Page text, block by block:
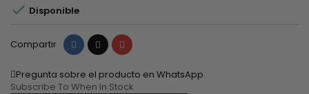
 Disponible
Compartir Compartir
TuitearPinterest
Pregunta sobre el producto en WhatsApp
Subscribe To When In Stock